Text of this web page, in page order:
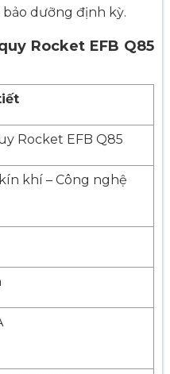
dưỡng định kỳ.
Rocket EFB Q85
Rocket EFB Q85
khí – Công nghệ